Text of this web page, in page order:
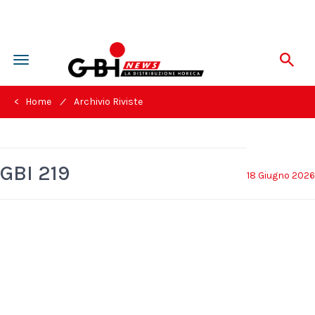
Toggle
navigation
< Home / Archivio Riviste
18 Giugno 2026
GBI 219